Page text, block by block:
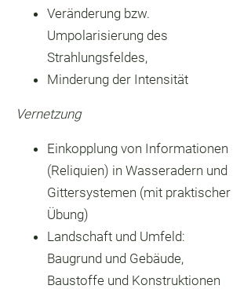
Veränderung bzw.
Umpolarisierung des
Strahlungsfeldes,
Minderung der Intensität
Vernetzung
Einkopplung von Informationen
(Reliquien) in Wasseradern und
Gittersystemen (mit praktischer
Übung)
Landschaft und Umfeld:
Baugrund und Gebäude,
Baustoffe und Konstruktionen